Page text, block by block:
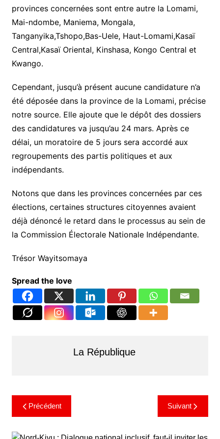
provinces concernées sont entre autre la Lomami,
Mai-ndombe, Maniema, Mongala,
Tanganyika,Tshopo,Bas-Uele, Haut-Lomami,Kasaï
Central,Kasaï Oriental, Kinshasa, Kongo Central et
Kwango.
Cependant, jusqu’à présent aucune candidature n’a
été déposée dans la province de la Lomami, précise
notre source. Elle ajoute que le dépôt des dossiers
des candidatures va jusqu’au 24 mars. Après ce
délai, un moratoire de 5 jours sera accordé aux
regroupements des partis politiques et aux
indépendants.
Notons que dans les provinces concernées par ces
élections, certaines structures citoyennes avaient
déjà dénoncé le retard dans le processus au sein de
la Commission Électorale Nationale Indépendante.
Trésor Wayitsomaya
Spread the love
La République
Précédent Suivant